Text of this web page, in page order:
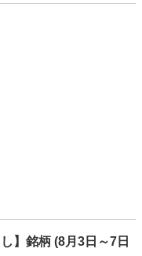
】銘柄 (8月3日～7日